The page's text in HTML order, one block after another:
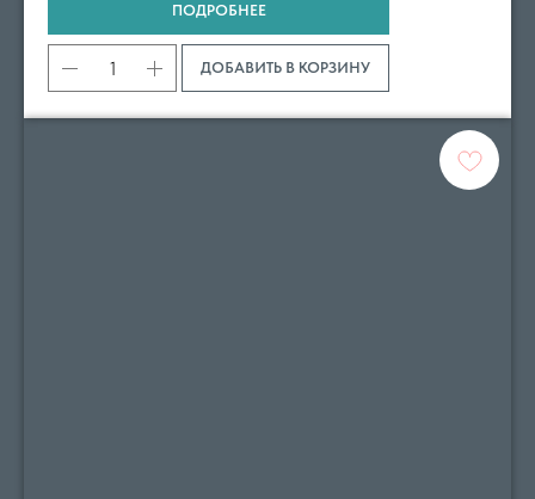
ПОДРОБНЕЕ
ДОБАВИТЬ В КОРЗИНУ